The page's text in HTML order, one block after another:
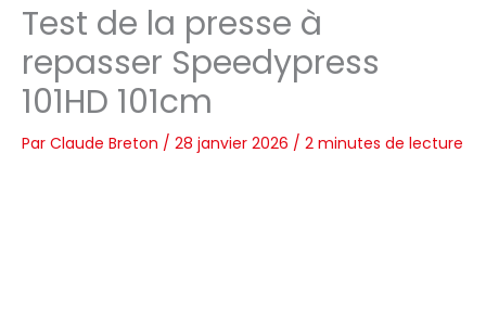
Test de la presse à
repasser Speedypress
101HD 101cm
Par Claude Breton / 28 janvier 2026 / 2 minutes de lecture